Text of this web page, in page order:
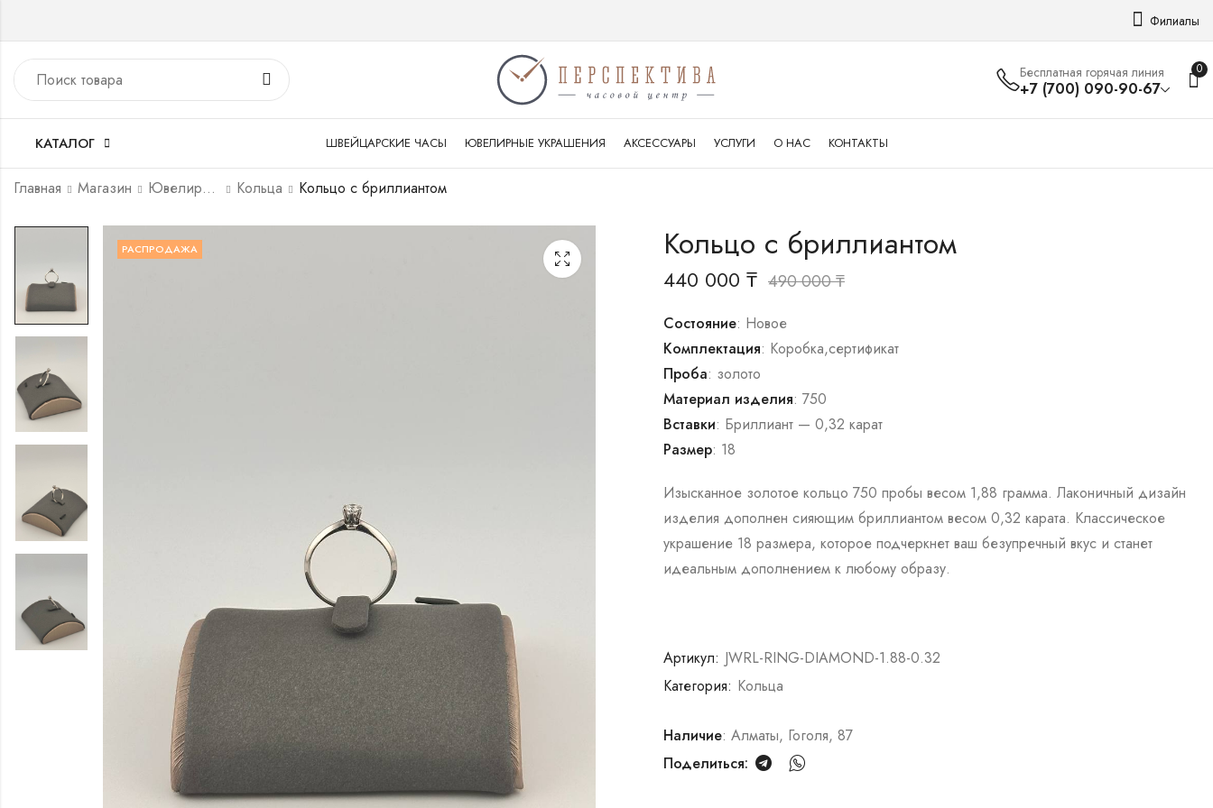
Филиалы
Бесплатная горячая линия
+7 (700) 090-90-67
0
КАТАЛОГ ШВЕЙЦАРСКИЕ ЧАСЫ ЮВЕЛИРНЫЕ УКРАШЕНИЯ АКСЕССУАРЫ УСЛУГИ О НАС КОНТАКТЫ
Главная Магазин Ювелирные украшения Кольца Кольцо с бриллиантом
РАСПРОДАЖА Кольцо с бриллиантом
440 000 ₸ 490 000₸
Состояние: Новое
Комплектация: Коробка,сертификат
Проба: золото
Материал изделия: 750
Вставки: Бриллиант — 0,32 карат
Размер: 18
Изысканное золотое кольцо 750 пробы весом 1,88 грамма. Лаконичный дизайн
изделия дополнен сияющим бриллиантом весом 0,32 карата. Классическое
украшение 18 размера, которое подчеркнет ваш безупречный вкус и станет
идеальным дополнением к любому образу.
Артикул: JWRL-RING-DIAMOND-1.88-0.32
Категория: Кольца
Наличие: Алматы, Гоголя, 87
Поделиться: